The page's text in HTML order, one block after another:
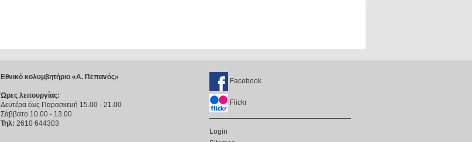
Εθνικό κολυμβητήριο «Α. Πεπανός»
Ώρες λειτουργίας:
Δευτέρα έως Παρασκευή 15.00 - 21.00
Σάββατο 10.00 - 13.00
Τηλ: 2610 644303
Facebook
Flickr
Login